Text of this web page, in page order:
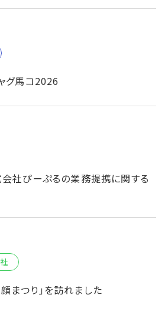
グ馬コ2026
社ぴーぷるの業務提携に関する
まつり」を訪れました